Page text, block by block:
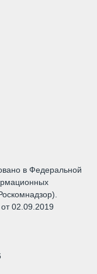
в Федеральной
02.09.2019